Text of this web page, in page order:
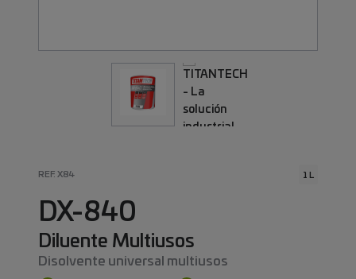
REF. X84 1 L
DX-840
Diluente Multiusos
Disolvente universal multiusos